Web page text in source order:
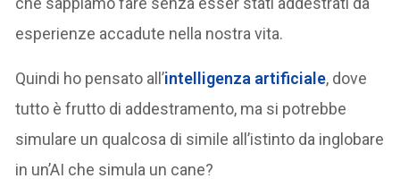
esperienze accadute nella nostra vita.
Quindi ho pensato all’intelligenza artificiale, dove
tutto è frutto di addestramento, ma si potrebbe
simulare un qualcosa di simile all’istinto da inglobare
in un’AI che simula un cane?